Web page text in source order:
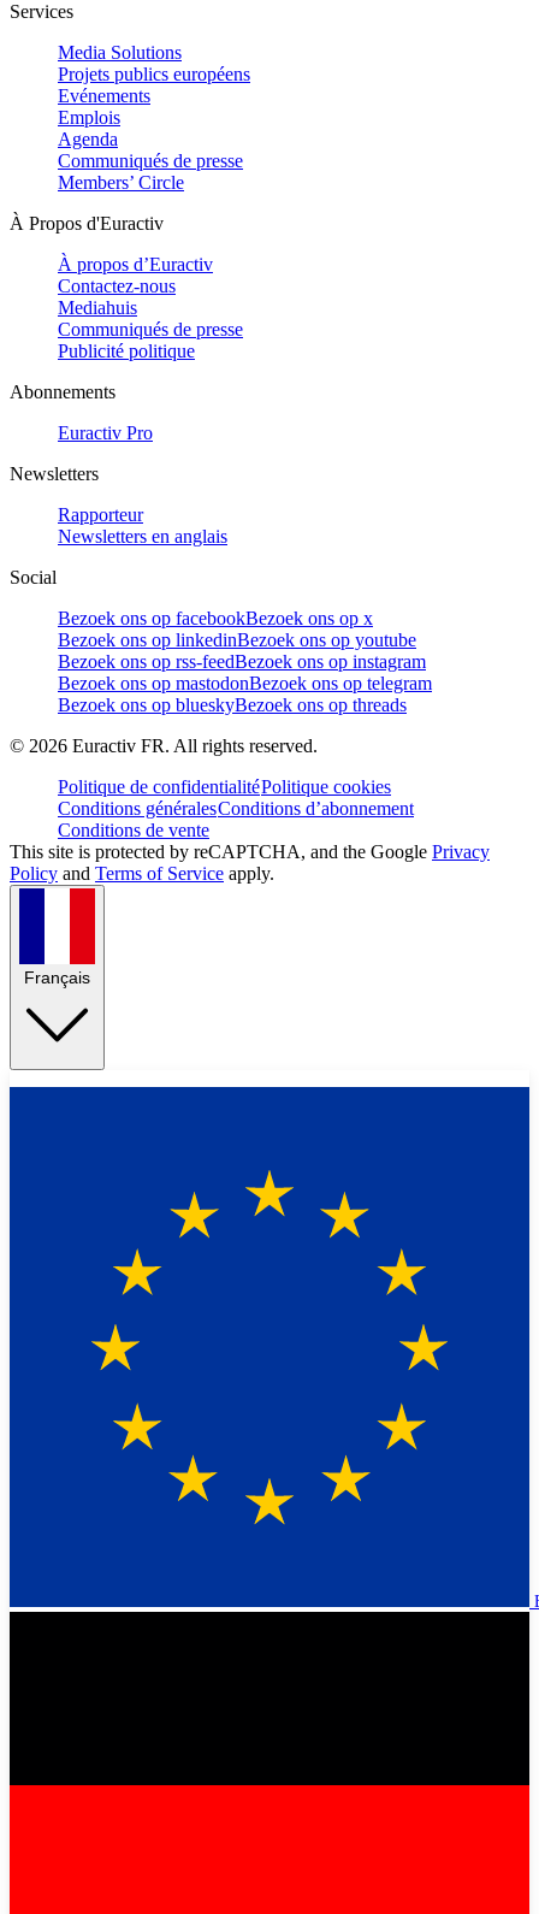
Services
Media Solutions
Projets publics européens
Evénements
Emplois
Agenda
Communiqués de presse
Members’ Circle
À Propos d'Euractiv
À propos d’Euractiv
Contactez-nous
Mediahuis
Communiqués de presse
Publicité politique
Abonnements
Euractiv Pro
Newsletters
Rapporteur
Newsletters en anglais
Social
Bezoek ons op facebookBezoek ons op x
Bezoek ons op linkedinBezoek ons op youtube
Bezoek ons op rss-feedBezoek ons op instagram
Bezoek ons op mastodonBezoek ons op telegram
Bezoek ons op blueskyBezoek ons op threads
© 2026 Euractiv FR. All rights reserved.
Politique de confidentialitéPolitique cookies
Conditions généralesConditions d’abonnement
Conditions de vente
This site is protected by reCAPTCHA, and the Google Privacy
Policy and Terms of Service apply.
Français